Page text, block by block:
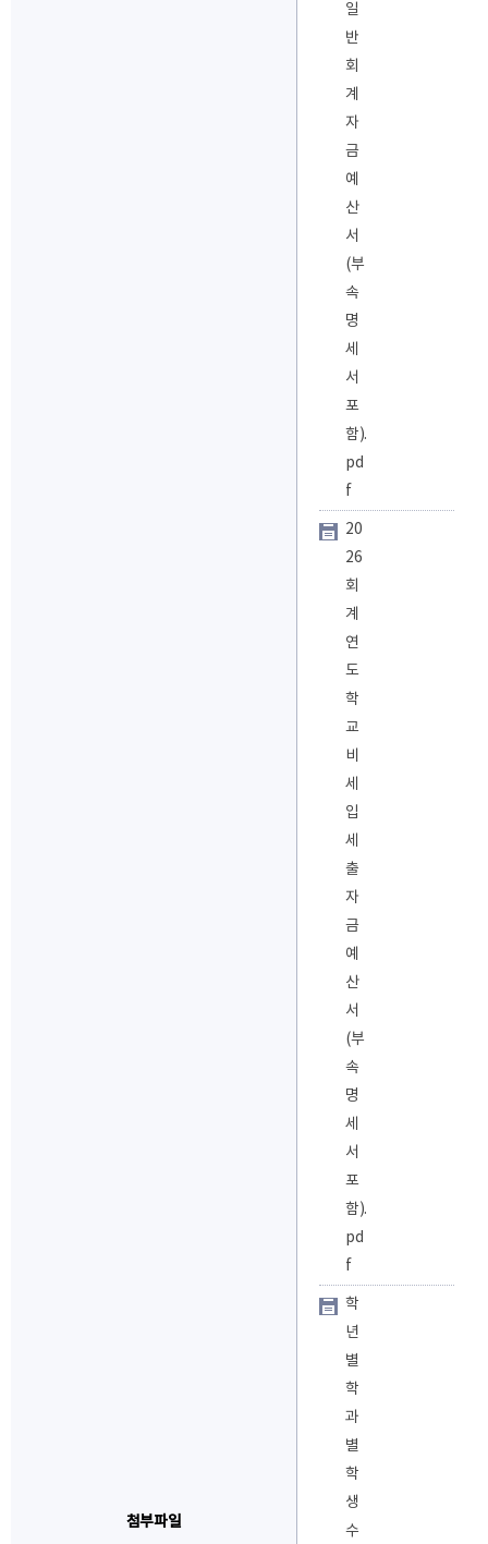
첨부파일
일
반
회
계
자
금
예
산
서
(부
속
명
세
서
포
함).
pd
f
20
26
회
계
연
도
학
교
비
세
입
세
출
자
금
예
산
서
(부
속
명
세
서
포
함).
pd
f
학
년
별
학
과
별
학
생
수